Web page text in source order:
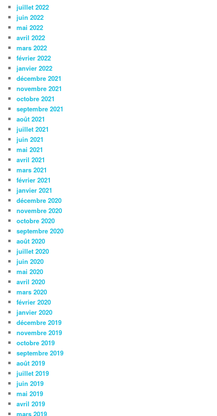
juillet 2022
juin 2022
mai 2022
avril 2022
mars 2022
février 2022
janvier 2022
décembre 2021
novembre 2021
octobre 2021
septembre 2021
août 2021
juillet 2021
juin 2021
mai 2021
avril 2021
mars 2021
février 2021
janvier 2021
décembre 2020
novembre 2020
octobre 2020
septembre 2020
août 2020
juillet 2020
juin 2020
mai 2020
avril 2020
mars 2020
février 2020
janvier 2020
décembre 2019
novembre 2019
octobre 2019
septembre 2019
août 2019
juillet 2019
juin 2019
mai 2019
avril 2019
mars 2019